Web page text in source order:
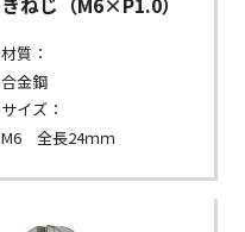
材質：
合金鋼
サイズ：
M6 全長24ｍｍ